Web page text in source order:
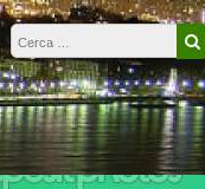
Ricerca per: